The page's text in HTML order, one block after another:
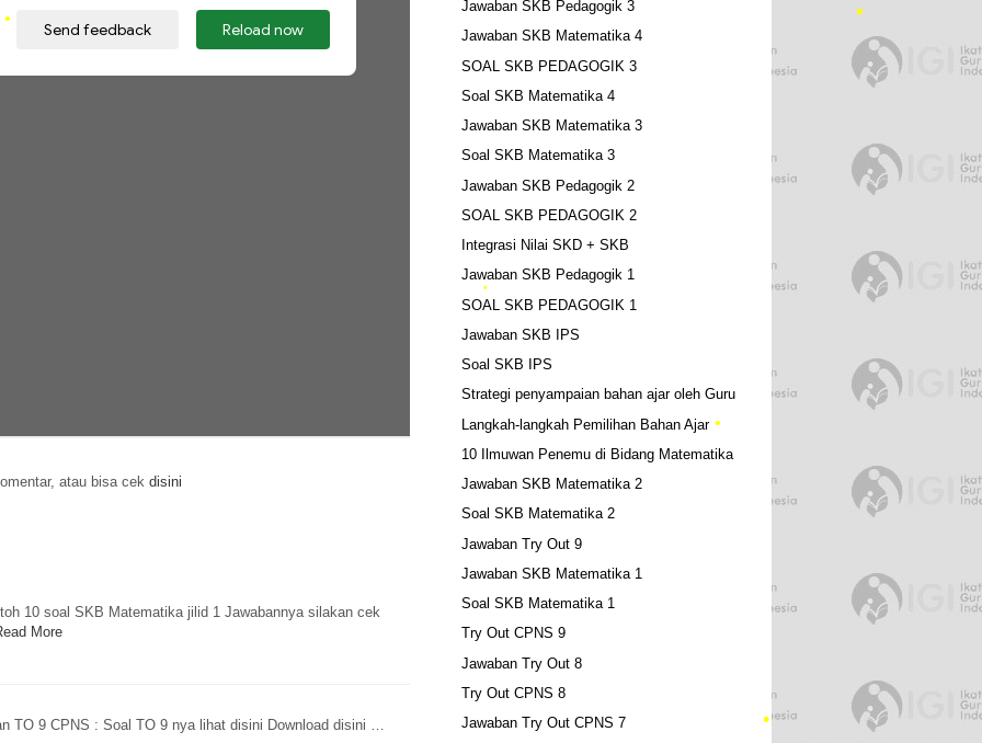
atau bisa cek disini
10 soal SKB Matematika jilid 1 Jawabannya silakan cek
More
TO 9 CPNS : Soal TO 9 nya lihat disini Download disini …
Jawaban SKB Pedagogik 3
Jawaban SKB Matematika 4
SOAL SKB PEDAGOGIK 3
Soal SKB Matematika 4
Jawaban SKB Matematika 3
Soal SKB Matematika 3
Jawaban SKB Pedagogik 2
SOAL SKB PEDAGOGIK 2
Integrasi Nilai SKD + SKB
Jawaban SKB Pedagogik 1
SOAL SKB PEDAGOGIK 1
Jawaban SKB IPS
Soal SKB IPS
Strategi penyampaian bahan ajar oleh Guru
Langkah-langkah Pemilihan Bahan Ajar
10 Ilmuwan Penemu di Bidang Matematika
Jawaban SKB Matematika 2
Soal SKB Matematika 2
Jawaban Try Out 9
Jawaban SKB Matematika 1
Soal SKB Matematika 1
Try Out CPNS 9
Jawaban Try Out 8
Try Out CPNS 8
Jawaban Try Out CPNS 7